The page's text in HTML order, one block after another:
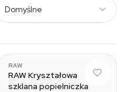
Domyślne
RAW
RAW Kryształowa
szklana popielniczka